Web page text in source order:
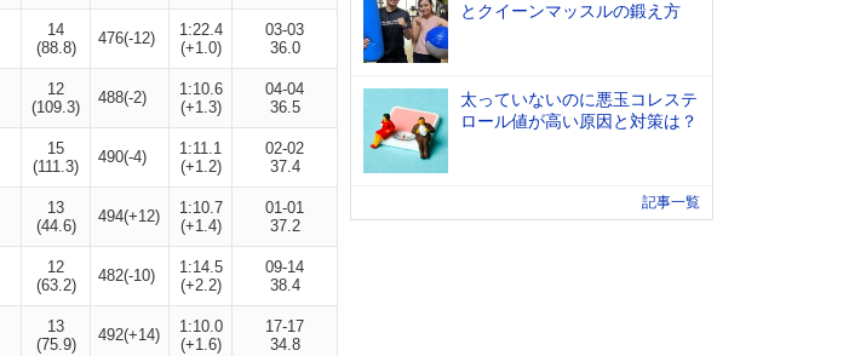
14
(88.8)
476(-12)
1:22.4
(+1.0)
03-03
36.0
12
(109.3)
488(-2)
1:10.6
(+1.3)
04-04
36.5
15
(111.3)
490(-4)
1:11.1
(+1.2)
02-02
37.4
13
(44.6)
494(+12)
1:10.7
(+1.4)
01-01
37.2
12
(63.2)
482(-10)
1:14.5
(+2.2)
09-14
38.4
13
(75.9)
492(+14)
1:10.0
(+1.6)
17-17
34.8
とクイーンマッスルの鍛え方
太っていないのに悪玉コレステ
ロール値が高い原因と対策は？
記事一覧